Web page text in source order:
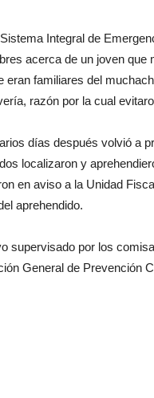
Integral de
acerca de un joven
eran familiares del
razón por la cual
días después volvió a
localizaron y
en aviso a la Unidad
aprehendido.
supervisado por los
General de Prevención